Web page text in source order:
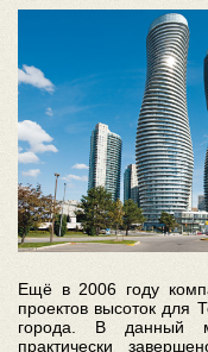
Ещё в 2006 году
проектов высоток для
города. В данный
практически